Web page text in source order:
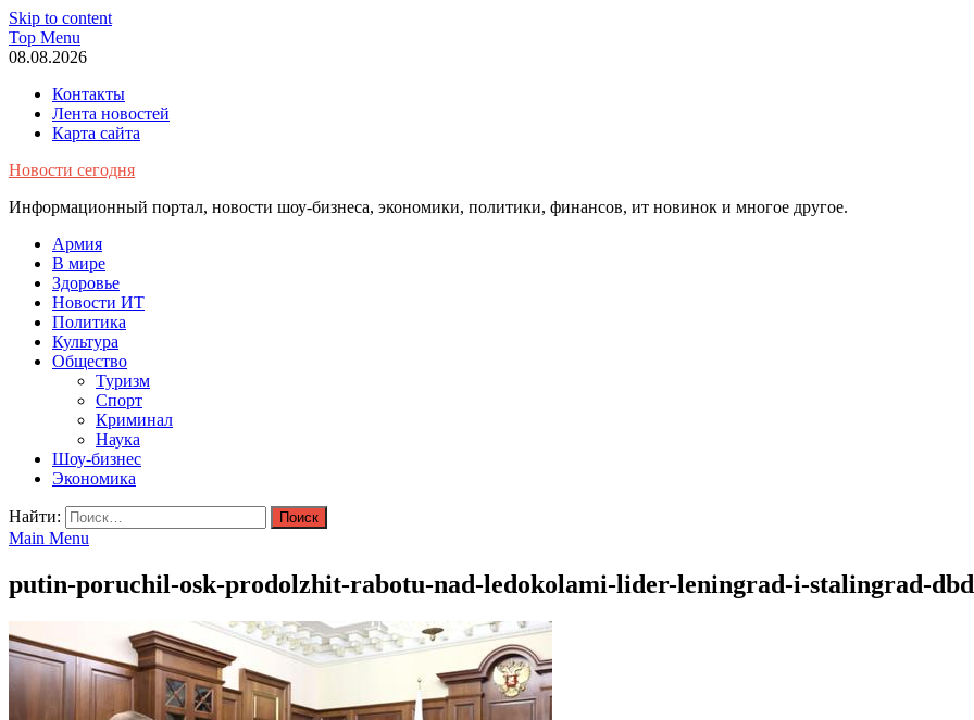
Skip to content
Top Menu
08.08.2026
Контакты
Лента новостей
Карта сайта
Новости сегодня
Информационный портал, новости шоу-бизнеса, экономики, политики, финансов, ит новинок и многое другое.
Армия
В мире
Здоровье
Новости ИТ
Политика
Культура
Общество
Туризм
Спорт
Криминал
Наука
Шоу-бизнес
Экономика
Найти:
Main Menu
putin-poruchil-osk-prodolzhit-rabotu-nad-ledokolami-lider-leningrad-i-stalingrad-